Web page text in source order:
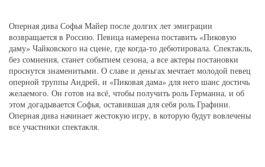
Оперная дива Софья Майер после долгих лет эмиграции
возвращается в Россию. Певица намерена поставить «Пиковую
даму» Чайковского на сцене, где когда-то дебютировала. Спектакль,
без сомнения, станет событием сезона, а все актеры постановки
проснутся знаменитыми. О славе и деньгах мечтает молодой певец
оперной труппы Андрей, и «Пиковая дама» для него шанс достичь
желаемого. Он готов на всё, чтобы получить роль Германна, и об
этом догадывается Софья, оставившая для себя роль Графини.
Оперная дива начинает жестокую игру, в которую будут вовлечены
все участники спектакля.